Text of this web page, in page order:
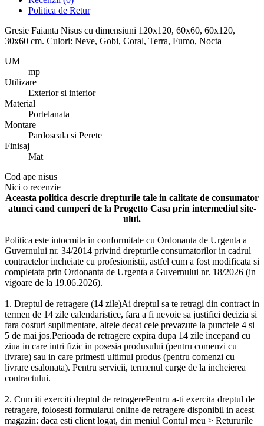
Politica de Retur
Gresie Faianta Nisus cu dimensiuni 120x120, 60x60, 60x120,
30x60 cm. Culori: Neve, Gobi, Coral, Terra, Fumo, Nocta
UM
mp
Utilizare
Exterior si interior
Material
Portelanata
Montare
Pardoseala si Perete
Finisaj
Mat
Cod ape nisus
Nici o recenzie
Aceasta politica descrie drepturile tale in calitate de consumator
atunci cand cumperi de la Progetto Casa prin intermediul site-
ului.
Politica este intocmita in conformitate cu Ordonanta de Urgenta a
Guvernului nr. 34/2014 privind drepturile consumatorilor in cadrul
contractelor incheiate cu profesionistii, astfel cum a fost modificata si
completata prin Ordonanta de Urgenta a Guvernului nr. 18/2026 (in
vigoare de la 19.06.2026).
1. Dreptul de retragere (14 zile)Ai dreptul sa te retragi din contract in
termen de 14 zile calendaristice, fara a fi nevoie sa justifici decizia si
fara costuri suplimentare, altele decat cele prevazute la punctele 4 si
5 de mai jos.Perioada de retragere expira dupa 14 zile incepand cu
ziua in care intri fizic in posesia produsului (pentru comenzi cu
livrare) sau in care primesti ultimul produs (pentru comenzi cu
livrare esalonata). Pentru servicii, termenul curge de la incheierea
contractului.
2. Cum iti exerciti dreptul de retragerePentru a-ti exercita dreptul de
retragere, folosesti formularul online de retragere disponibil in acest
magazin: daca esti client logat, din meniul Contul meu > Retururile